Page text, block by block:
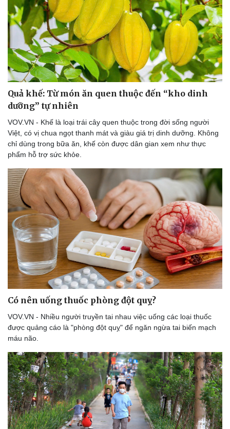
Quả khế: Từ món ăn quen thuộc đến “kho dinh
dưỡng” tự nhiên
VOV.VN - Khế là loại trái cây quen thuộc trong đời sống người
Việt, có vị chua ngọt thanh mát và giàu giá trị dinh dưỡng. Không
chỉ dùng trong bữa ăn, khế còn được dân gian xem như thực
phẩm hỗ trợ sức khỏe.
Có nên uống thuốc phòng đột quỵ?
VOV.VN - Nhiều người truyền tai nhau việc uống các loại thuốc
được quảng cáo là "phòng đột quỵ" để ngăn ngừa tai biến mạch
máu não.